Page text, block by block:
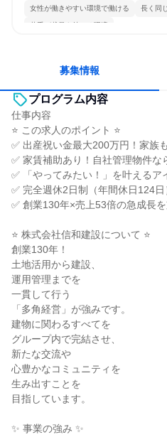
女性が働きやすい環境で働ける 長く同
若手が裁量を持てる環境
募集情報
プログラム内容
仕事内容
⭐ この求人のポイント ⭐
✅ 出産祝い金最大200万円！家族
✅ 家賃補助あり！自社管理物件な
✅ 「やってみたい！」を叶えるア
✅ 完全週休2日制（年間休日124
✅ 創業130年×売上53倍の急成長
⭐ 株式会社信和建設について ⭐
創業130年！
土地活用から建設、
運用管理までを
一貫して行う
「多角経営」が強みです。
建物に関わるすべてを
グループ内で完結させ、
新たな交流や
心豊かなコミュニティを
生み出すことを
目指しています。
✨ 事業の強み ✨